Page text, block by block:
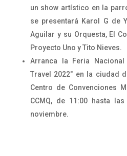
un show artístico en la
se presentará Karol G de
Aguilar y su Orquesta, El
Proyecto Uno y Tito Nieves.
Arranca la Feria
Travel 2022" en la ciudad
Centro de Convenciones
CCMQ, de 11:00 hasta
noviembre.